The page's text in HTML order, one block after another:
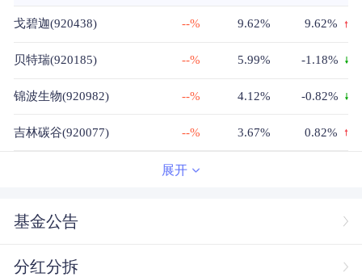
戈碧迦(920438) --% 9.62% 9.62%
贝特瑞(920185) --% 5.99% -1.18%
锦波生物(920982) --% 4.12% -0.82%
吉林碳谷(920077) --% 3.67% 0.82%
--%
展开
基金公告
分红分拆